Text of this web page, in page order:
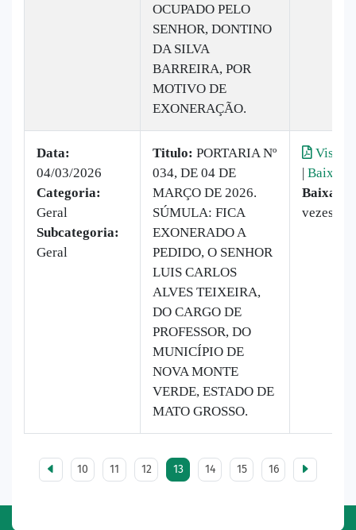
OCUPADO PELO
SENHOR, DONTINO
DA SILVA
BARREIRA, POR
MOTIVO DE
EXONERAÇÃO.
Data:
04/03/2026
Categoria:
Geral
Subcategoria:
Geral
Titulo: PORTARIA Nº
034, DE 04 DE
MARÇO DE 2026.
SÚMULA: FICA
EXONERADO A
PEDIDO, O SENHOR
LUIS CARLOS
ALVES TEIXEIRA,
DO CARGO DE
PROFESSOR, DO
MUNICÍPIO DE
NOVA MONTE
VERDE, ESTADO DE
MATO GROSSO.
| Baixar
Baixado:
vezes
10 11 12 13 14 15 16